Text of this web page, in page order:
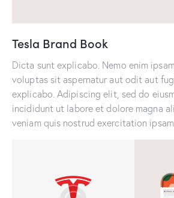
Tesla Brand Book
Dicta sunt explicabo. Nemo enim
voluptas sit aspernatur aut odit aut
explicabo. Adipiscing elit, sed do
incididunt ut labore et dolore magna
veniam quis nostrud exercitation